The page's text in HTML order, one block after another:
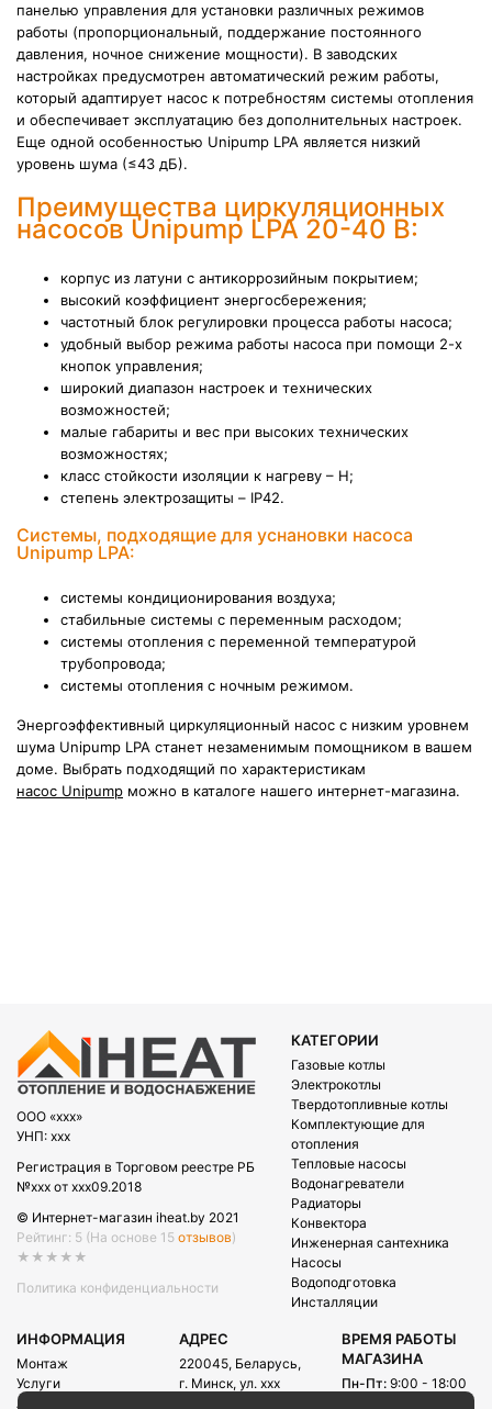
панелью управления для установки различных режимов
работы (пропорциональный, поддержание постоянного
давления, ночное снижение мощности). В заводских
настройках предусмотрен автоматический режим работы,
который адаптирует насос к потребностям системы отопления
и обеспечивает эксплуатацию без дополнительных настроек.
Еще одной особенностью Unipump LPA является низкий
уровень шума (≤43 дБ).
Преимущества циркуляционных
насосов Unipump LPA 20-40 B:
корпус из латуни с антикоррозийным покрытием;
высокий коэффициент энергосбережения;
частотный блок регулировки процесса работы насоса;
удобный выбор режима работы насоса при помощи 2-х
кнопок управления;
широкий диапазон настроек и технических
возможностей;
малые габариты и вес при высоких технических
возможностях;
класс стойкости изоляции к нагреву – Н;
степень электрозащиты – IP42.
Системы, подходящие для уснановки насоса
Unipump LPA:
системы кондиционирования воздуха;
стабильные системы с переменным расходом;
системы отопления с переменной температурой
трубопровода;
системы отопления с ночным режимом.
Энергоэффективный циркуляционный насос с низким уровнем
шума Unipump LPA станет незаменимым помощником в вашем
доме. Выбрать подходящий по характеристикам
насос Unipump можно в каталоге нашего интернет-магазина.
OOO «xxx»
УНП: xxx
Регистрация в Торговом реестре РБ
№xxx от xxx09.2018
© Интернет-магазин iheat.by 2021
Рейтинг: 5 (На основе 15 отзывов)
★★★★★
Политика конфиденциальности
КАТЕГОРИИ
Газовые котлы
Электрокотлы
Твердотопливные котлы
Комплектующие для
отопления
Тепловые насосы
Водонагреватели
Радиаторы
Конвектора
Инженерная сантехника
Насосы
Водоподготовка
Инсталляции
ИНФОРМАЦИЯ
Монтаж
Услуги
Акции
АДРЕС
220045, Беларусь,
г. Минск, ул. xxx
ВРЕМЯ РАБОТЫ
МАГАЗИНА
Пн-Пт: 9:00 - 18:00